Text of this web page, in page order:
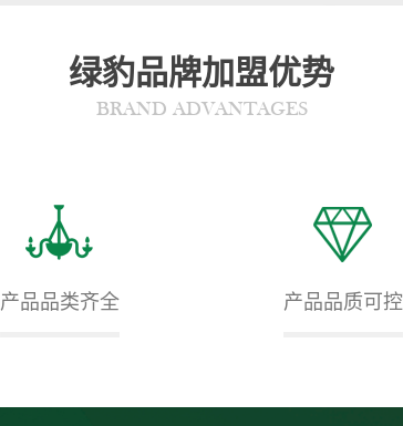
绿豹品牌加盟优势
BRAND ADVANTAGES
产品品类齐全 产品品质可控